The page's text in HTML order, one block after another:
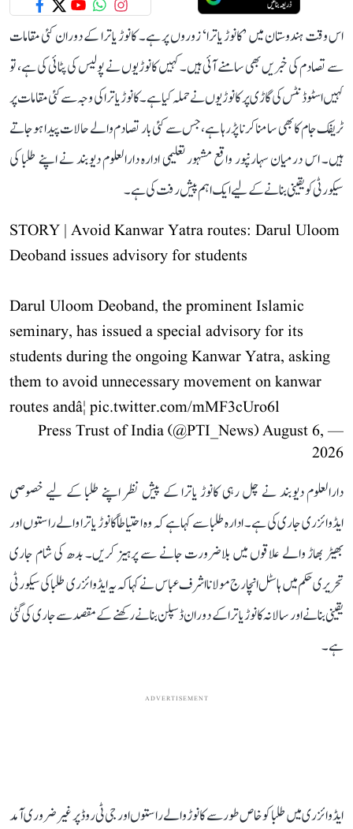
اس وقت ہندوستان میں ’کانوڑ یاترا‘ زوروں پر ہے۔ کانوڑ یاترا کے دوران کئی مقامات
سے تصادم کی خبریں بھی سامنے آئی ہیں۔ کہیں کانوڑیوں نے پولیس کی پٹائی کی ہے، تو
کہیں اسٹوڈنٹس کی گاڑی پر کانوڑیوں نے حملہ کیا ہے۔ کانوڑ یاترا کی وجہ سے کئی مقامات پر
ٹریفک جام کا بھی سامنا کرنا پڑ رہا ہے، جس سے کئی بار تصادم والے حالات پیدا ہو جاتے
ہیں۔ اس درمیان سہارنپور واقع مشہور تعلیمی ادارہ دارالعلوم دیوبند نے اپنے طلبا کی
سیکورٹی کو یقینی بنانے کے لیے ایک اہم پیش رفت کی ہے۔
STORY | Avoid Kanwar Yatra routes: Darul Uloom
Deoband issues advisory for students
Darul Uloom Deoband, the prominent Islamic
seminary, has issued a special advisory for its
students during the ongoing Kanwar Yatra, asking
them to avoid unnecessary movement on kanwar
routes andâ¦ pic.twitter.com/mMF3cUro6l
— Press Trust of India (@PTI_News)
August 6,
2026
دارالعلوم دیوبند نے چل رہی کانوڑ یاترا کے پیش نظر اپنے طلبا کے لیے خصوصی
ایڈوائزری جاری کی ہے۔ ادارہ طلبا سے کہا ہے کہ وہ احتیاطاً کانوڑ یاترا والے راستوں اور
بھیڑ بھاڑ والے علاقوں میں بلاضرورت جانے سے پرہیز کریں۔ بدھ کی شام جاری
تحریری حکم میں ہاسٹل انچارج مولانا اشرف عباس نے کہا کہ یہ ایڈوائزری طلبا کی سیکورٹی
یقینی بنانے اور سالانہ کانوڑ یاترا کے دوران ڈسپلن بنانے رکھنے کے مقصد سے جاری کی گئی
ہے۔
ADVERTISEMENT
ایڈوائزری میں طلبا کو خاص طور سے کانوڑ والے راستوں اور جی ٹی روڈ پر غیر ضروری آمد